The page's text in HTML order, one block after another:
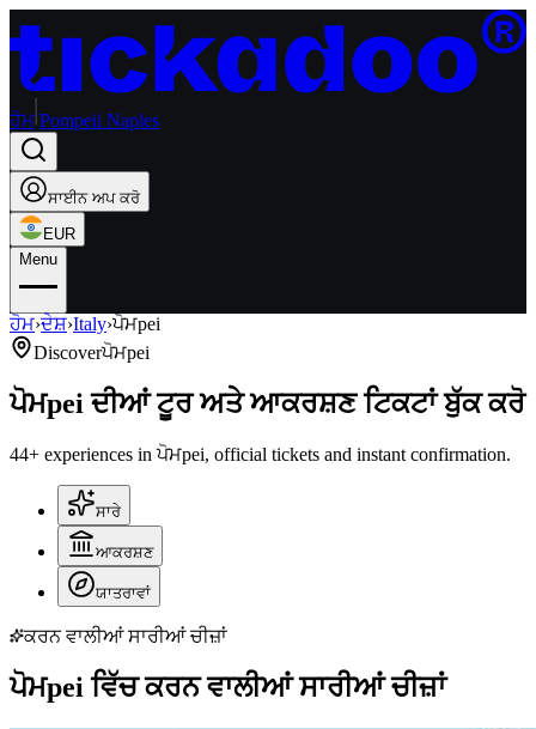
ਹੋਮ Pompeii Naples
ਸਾਈਨ ਅਪ ਕਰੋ
EUR
Menu
ਹੋਮ›ਦੇਸ਼›Italy›ਪੋਮpei
Discoverਪੋਮpei
ਪੋਮpei ਦੀਆਂ ਟੂਰ ਅਤੇ ਆਕਰਸ਼ਣ ਟਿਕਟਾਂ ਬੁੱਕ ਕਰੋ
44+ experiences in ਪੋਮpei, official tickets and instant confirmation.
ਸਾਰੇ
ਆਕਰਸ਼ਣ
ਯਾਤਰਾਵਾਂ
ਕਰਨ ਵਾਲੀਆਂ ਸਾਰੀਆਂ ਚੀਜ਼ਾਂ
ਪੋਮpei ਵਿੱਚ ਕਰਨ ਵਾਲੀਆਂ ਸਾਰੀਆਂ ਚੀਜ਼ਾਂ